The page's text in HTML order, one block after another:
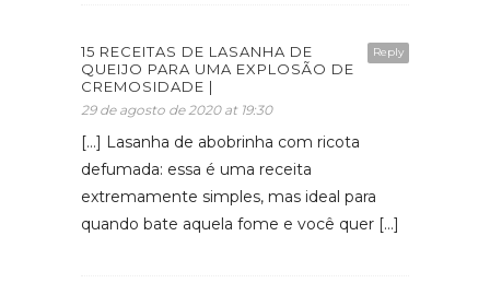
Reply
15 RECEITAS DE LASANHA DE
QUEIJO PARA UMA EXPLOSÃO DE
CREMOSIDADE |
29 de agosto de 2020 at 19:30
[…] Lasanha de abobrinha com ricota
defumada: essa é uma receita
extremamente simples, mas ideal para
quando bate aquela fome e você quer […]